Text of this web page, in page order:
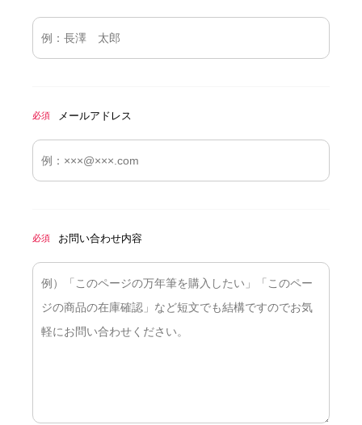
必須 メールアドレス
必須 お問い合わせ内容